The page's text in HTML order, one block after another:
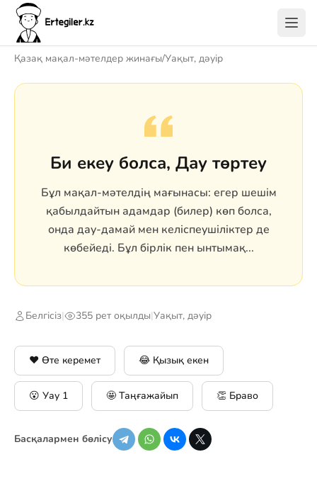
Қазақ мақал-мәтелдер жинағы/Уақыт, дәуір
Би екеу болса, Дау төртеу
Бұл мақал-мәтелдің мағынасы: егер шешім
қабылдайтын адамдар (билер) көп болса,
онда дау-дамай мен келіспеушіліктер де
көбейеді. Бұл бірлік пен ынтымақ...
Белгісіз| 355 рет оқылды|Уақыт, дәуір
❤️ Өте керемет 😂 Қызық екен
😮 Уау 1 🤩 Таңғажайып 👏 Браво
Басқалармен бөлісу